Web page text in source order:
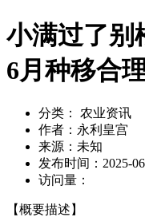
小满过了别
6月种移合
分类：
农业资讯
作者： 永利皇宫
来源： 未知
发布时间： 2025-
访问量：
【概要描述】